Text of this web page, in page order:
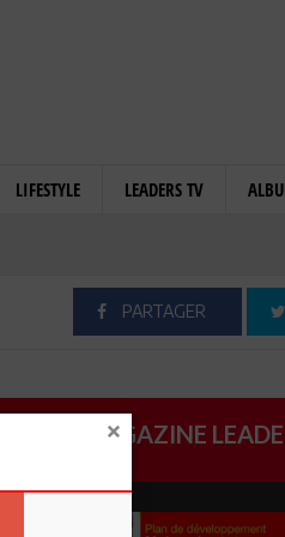
LIFESTYLE LEADERS TV
PARTAGER
MAGAZINE